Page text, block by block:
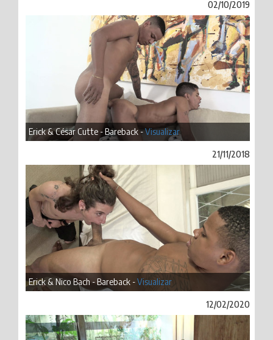
02/10/2019
Erick & César Cutte - Bareback -Visualizar
21/11/2018
Erick & Nico Bach - Bareback -Visualizar
12/02/2020